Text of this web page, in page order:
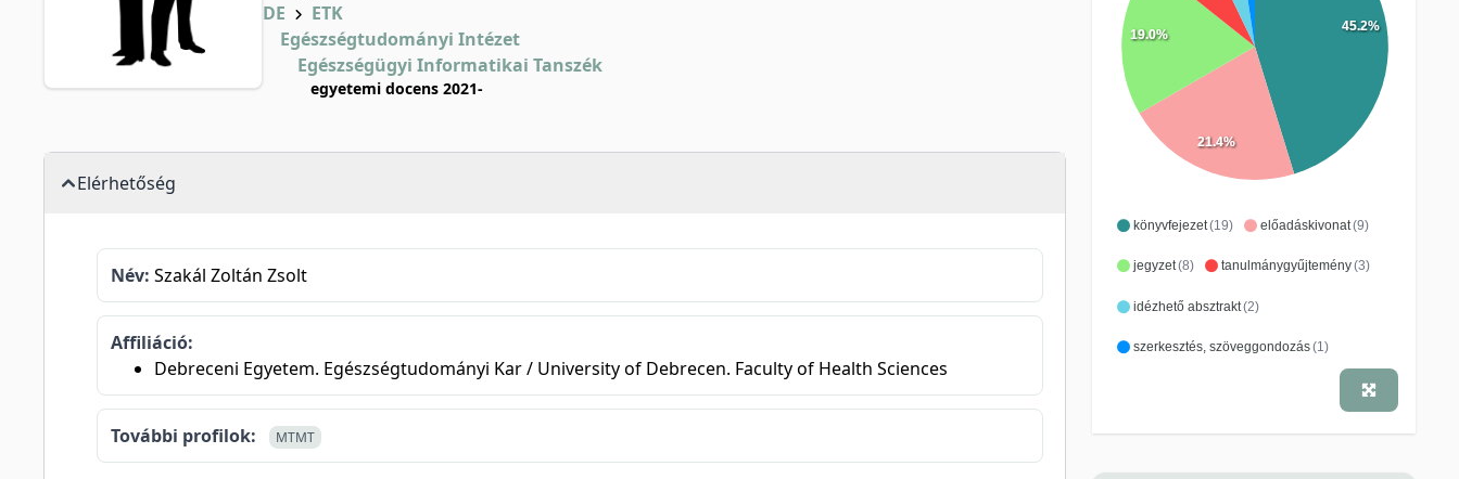
DE
ETK
Egészségtudományi Intézet
Egészségügyi Informatikai Tanszék
egyetemi docens 2021-
Elérhetőség
Név: Szakál Zoltán Zsolt
Affiliáció:
Debreceni Egyetem. Egészségtudományi Kar / University of Debrecen. Faculty of Health Sciences
További profilok: MTMT
könyvfejezet(19) előadáskivonat(9)
jegyzet(8) tanulmánygyűjtemény(3)
idézhető absztrakt(2)
szerkesztés, szöveggondozás(1)
45.2%
21.4%
19.0%